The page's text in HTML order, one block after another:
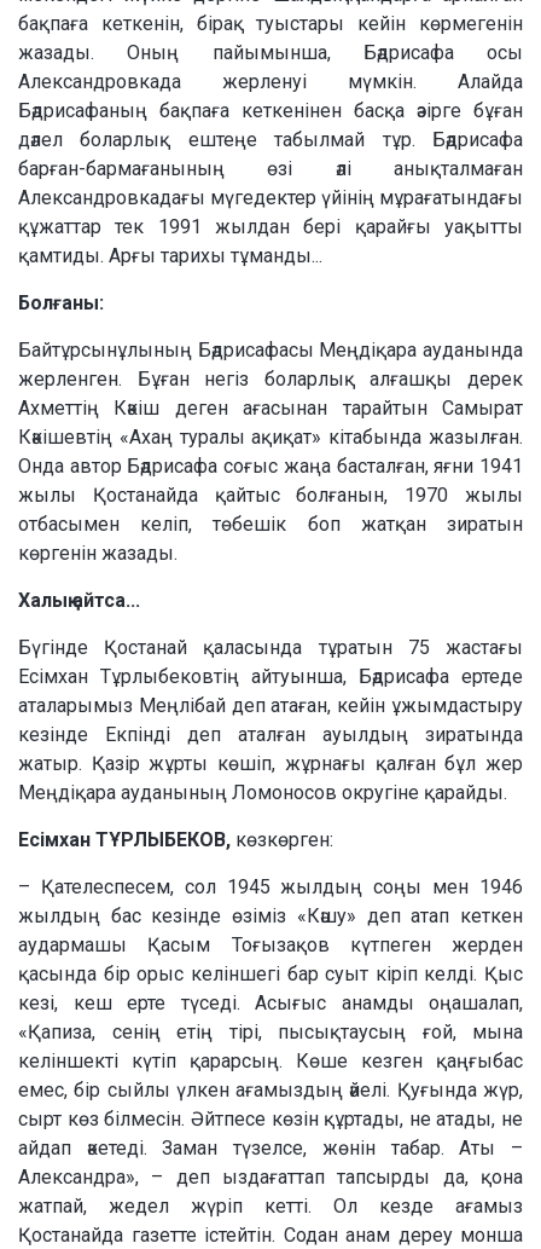
бақпаға кеткенін, бірақ туыстары кейін көрмегенін
жазады. Оның пайымынша, Бәдрисафа осы
Александровкада жерленуі мүмкін. Алайда
Бәдрисафаның бақпаға кеткенінен басқа әзірге бұған
дәлел боларлық ештеңе табылмай тұр. Бәдрисафа
барған-бармағанының өзі әлі анықталмаған
Александровкадағы мүгедектер үйінің мұрағатындағы
құжаттар тек 1991 жылдан бері қарайғы уақытты
қамтиды. Арғы тарихы тұманды...
Болғаны:
Байтұрсынұлының Бәдрисафасы Меңдіқара ауданында
жерленген. Бұған негіз боларлық алғашқы дерек
Ахметтің Кәкіш деген ағасынан тарайтын Самырат
Кәкішевтің «Ахаң туралы ақиқат» кітабында жазылған.
Онда автор Бәдрисафа соғыс жаңа басталған, яғни 1941
жылы Қостанайда қайтыс болғанын, 1970 жылы
отбасымен келіп, төбешік боп жатқан зиратын
көргенін жазады.
Халық айтса...
Бүгінде Қостанай қаласында тұратын 75 жастағы
Есімхан Тұрлыбековтің айтуынша, Бәдрисафа ертеде
аталарымыз Меңлібай деп атаған, кейін ұжымдастыру
кезінде Екпінді деп аталған ауылдың зиратында
жатыр. Қазір жұрты көшіп, жұрнағы қалған бұл жер
Меңдіқара ауданының Ломоносов округіне қарайды.
Есімхан ТҰРЛЫБЕКОВ, көзкөрген:
– Қателеспесем, сол 1945 жылдың соңы мен 1946
жылдың бас кезінде өзіміз «Кәшу» деп атап кеткен
аудармашы Қасым Тоғызақов күтпеген жерден
қасында бір орыс келіншегі бар суыт кіріп келді. Қыс
кезі, кеш ерте түседі. Асығыс анамды оңашалап,
«Қапиза, сенің етің тірі, пысықтаусың ғой, мына
келіншекті күтіп қарарсың. Көше кезген қаңғыбас
емес, бір сыйлы үлкен ағамыздың әйелі. Қуғында жүр,
сырт көз білмесін. Әйтпесе көзін құртады, не атады, не
айдап әкетеді. Заман түзелсе, жөнін табар. Аты –
Александра», – деп ыздағаттап тапсырды да, қона
жатпай, жедел жүріп кетті. Ол кезде ағамыз
Қостанайда газетте істейтін. Содан анам дереу монша